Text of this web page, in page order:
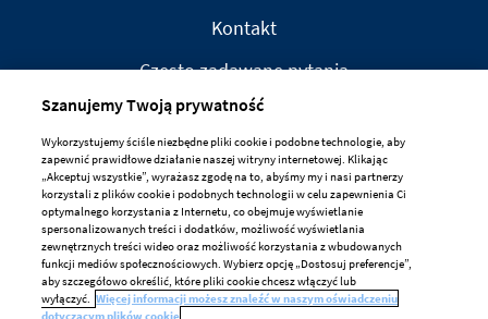
Kontakt
Często zadawane pytania
ZRZECZENIE ODPOWIEDZIALNOŚCI
PRYWATNOŚĆ
ZASADY DOTYCZĄCE PLIKÓW COOKIE
Preferencje Dotyczące Plików Cookie
Szanujemy Twoją prywatność
Wykorzystujemy ściśle niezbędne pliki cookie i podobne technologie, aby
zapewnić prawidłowe działanie naszej witryny internetowej. Klikając
„Akceptuj wszystkie”, wyrażasz zgodę na to, abyśmy my i nasi partnerzy
korzystali z plików cookie i podobnych technologii w celu zapewnienia Ci
optymalnego korzystania z Internetu, co obejmuje wyświetlanie
spersonalizowanych treści i dodatków, możliwość wyświetlania
zewnętrznych treści wideo oraz możliwość korzystania z wbudowanych
funkcji mediów społecznościowych. Wybierz opcję „Dostosuj preferencje”,
aby szczegółowo określić, które pliki cookie chcesz włączyć lub
wyłączyć. Więcej informacji możesz znaleźć w naszym oświadczeniu
dotyczącym plików cookie